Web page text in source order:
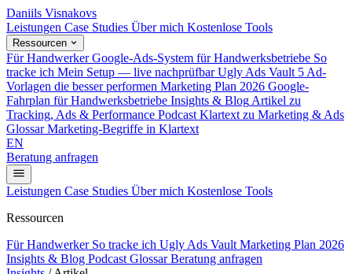
Daniils Visnakovs
Leistungen Case Studies Über mich Kostenlose Tools
Ressourcen
Für Handwerker Google-Ads-System für Handwerksbetriebe So
tracke ich Mein Setup — live nachprüfbar Ugly Ads Vault 5 Ad-
Vorlagen die besser performen Marketing Plan 2026 Google-
Fahrplan für Handwerksbetriebe Insights & Blog Artikel zu
Tracking, Ads & Performance Podcast Klartext zu Marketing & Ads
Glossar Marketing-Begriffe in Klartext
EN
Beratung anfragen
Leistungen Case Studies Über mich Kostenlose Tools
Ressourcen
Für Handwerker So tracke ich Ugly Ads Vault Marketing Plan 2026
Insights & Blog Podcast GlossarBeratung anfragen